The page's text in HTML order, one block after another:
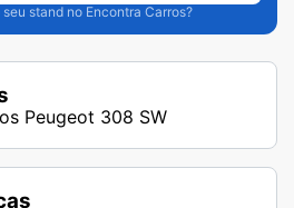
stand no Encontra Carros?
Peugeot 308 SW